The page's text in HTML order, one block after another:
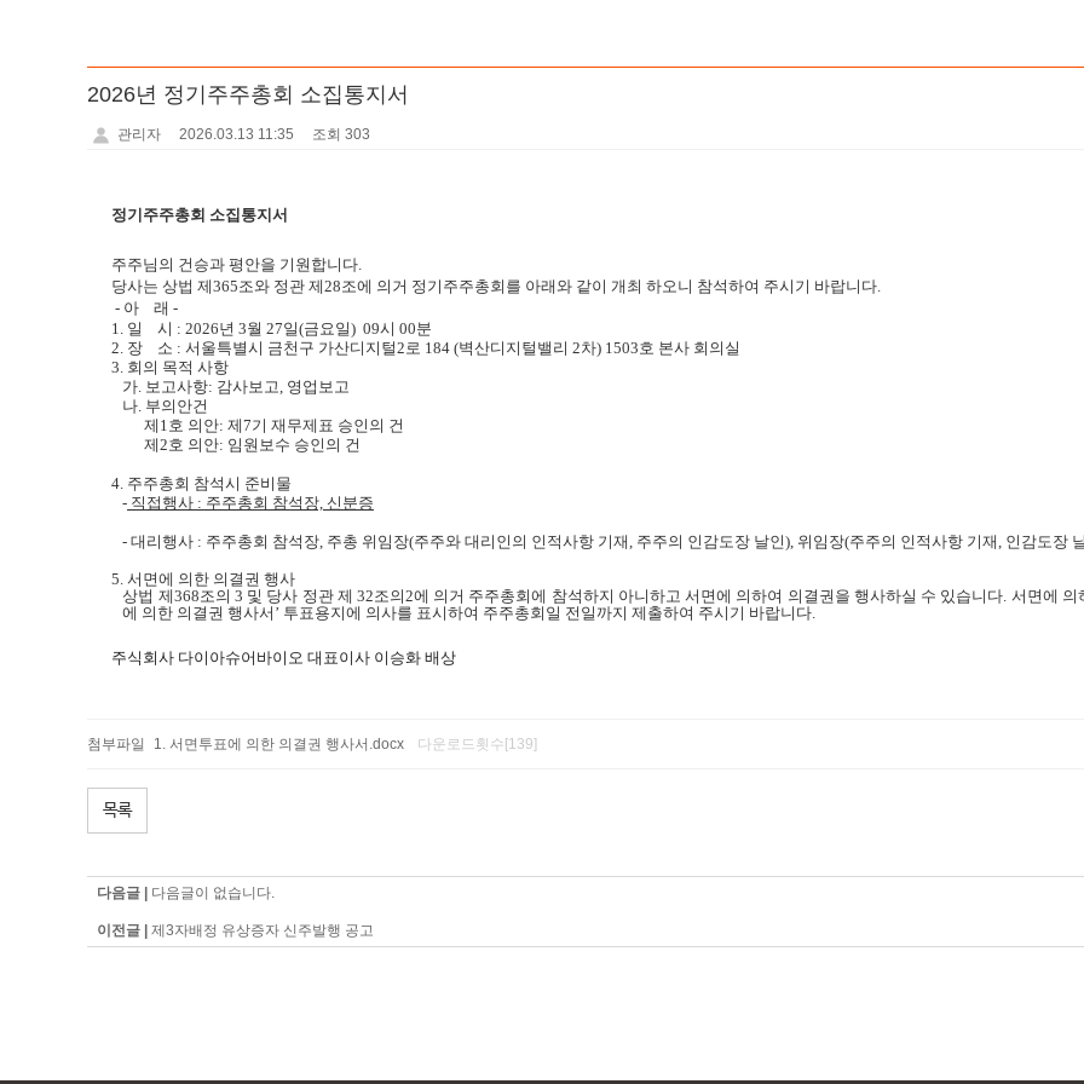
2026년 정기주주총회 소집통지서
관리자 2026.03.13 11:35 조회 303
정기 주주총회 소집통지서
주주님의 건승과 평안을 기원합니다.
당사는 상법 제365조와 정관 제28조에 의거 정기 주주총회 를 아래와 같이 개최 하오니 참석하여 주시기 바랍니다.
- 아 래 -
1. 일 시 : 2026년 3월 27일(금요일) 09시 00분
2. 장 소 : 서울특별시 금천구 가산디지털2로 184 (벽산디지털밸리 2차) 1503호 본사 회의실
3. 회의 목적 사항
가. 보고사항: 감사보고, 영업보고
나. 부의안건
제1호 의안: 제7기 재무제표 승인의 건
제2호 의안: 임원보수 승인의 건
4. 주주총회 참석시 준비물
- 직접행사 : 주주총회 참석장, 신분증
- 대리행사 : 주주총회 참석장, 주총 위임장(주주와 대리인의 인적사항 기재, 주주의 인감도장 날인), 위임장(주주의 인적사항 기재, 인감도장
5. 서면에 의한 의결권 행사
상법 제368조의 3 및 당사 정관 제 32조의2에 의거 주주총회에 참석하지 아니하고 서면에 의하여 의결권을 행사하실 수 있습니다. 서면에 의
에 의한 의결권 행사서 ’ 투표용지에 의사를 표시하여 주주총회일 전일까지 제출하여 주시기 바랍니다.
주식회사 다이아슈어바이오 대표이사 이승화 배상
첨부파일 서면투표에 의한 의결권 행사서.docx 다운로드횟수[139]
목록
다음글 | 다음글이 없습니다.
이전글 | 제3자배정 유상증자 신주발행 공고